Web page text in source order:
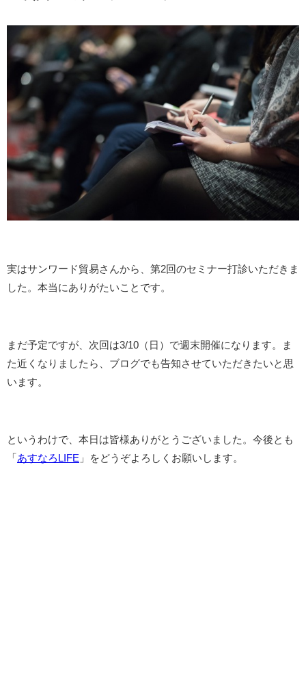
実はサンワード貿易さんから、第2回のセミナー打診いただきま
した。本当にありがたいことです。
まだ予定ですが、次回は3/10（日）で週末開催になります。ま
た近くなりましたら、ブログでも告知させていただきたいと思
います。
というわけで、本日は皆様ありがとうございました。今後とも
「 あすなろLIFE 」をどうぞよろしくお願いします。